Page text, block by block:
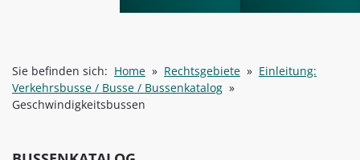
Sie befinden sich: Home » Rechtsgebiete » Einleitung:
Verkehrsbusse / Busse / Bussenkatalog »
Geschwindigkeitsbussen